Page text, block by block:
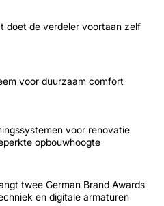
doet de verdeler voortaan zelf
voor duurzaam comfort
voor renovatie
opbouwhoogte
twee German Brand Awards
en digitale armaturen